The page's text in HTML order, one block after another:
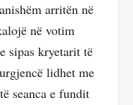
arritën në
në votim
sipas kryetarit të
lidhet me
seanca e fundit